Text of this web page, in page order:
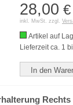
28,00 €
inkl. MwSt. zzgl.
Artikel auf
Lieferzeit ca. 1
In den
Rechts